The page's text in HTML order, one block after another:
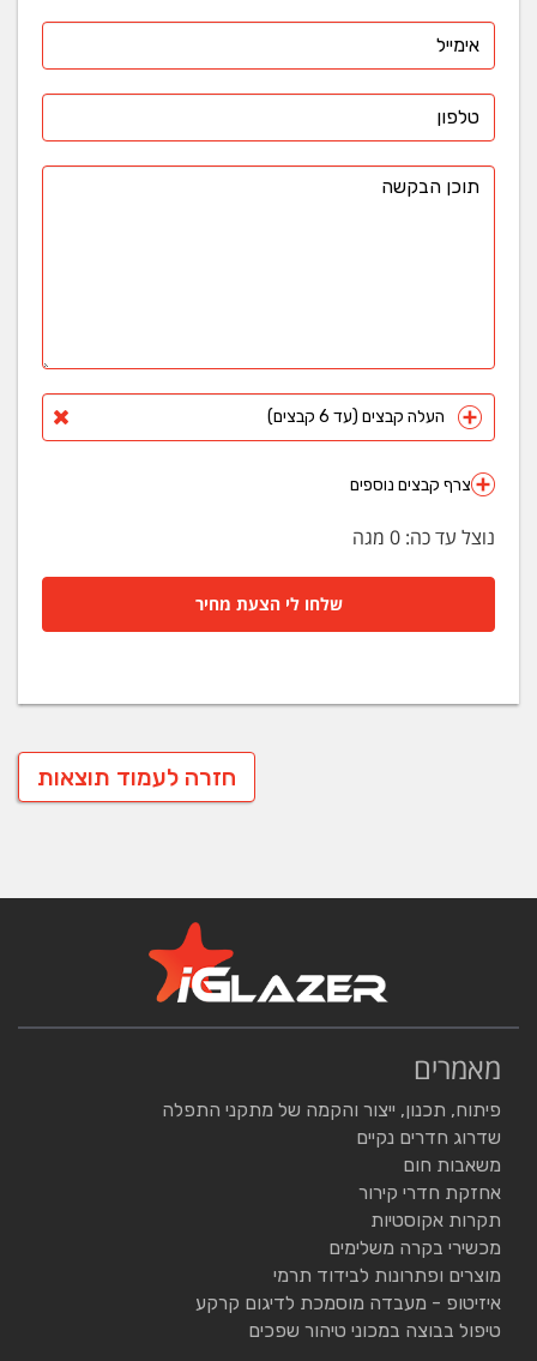
העלה קבצים (עד 6 קבצים)
צרף קבצים נוספים
נוצל עד כה: 0 מגה
שלחו לי הצעת מחיר
חזרה לעמוד תוצאות
מאמרים
פיתוח, תכנון, ייצור והקמה של מתקני התפלה
שדרוג חדרים נקיים
משאבות חום
אחזקת חדרי קירור
תקרות אקוסטיות
מכשירי בקרה משלימים
מוצרים ופתרונות לבידוד תרמי
איזיטופ - מעבדה מוסמכת לדיגום קרקע
טיפול בבוצה במכוני טיהור שפכים